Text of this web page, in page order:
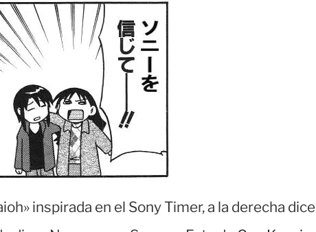
inspirada en el Sony Timer, a la derecha dice